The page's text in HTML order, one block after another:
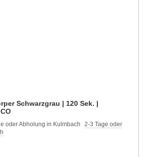
Schwarzgrau | 120 Sek. |
2-3 Tage oder